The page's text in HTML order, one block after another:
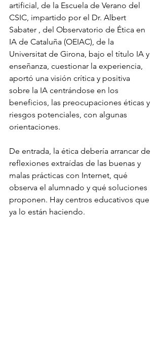
artificial, de la Escuela de Verano del
CSIC, impartido por el Dr. Albert
Sabater , del Observatorio de Ética en
IA de Cataluña (OEIAC), de la
Universitat de Girona, bajo el título IA y
enseñanza, cuestionar la experiencia,
aportó una visión crítica y positiva
sobre la IA centrándose en los
beneficios, las preocupaciones éticas y
riesgos potenciales, con algunas
orientaciones.
De entrada, la ética debería arrancar de
reflexiones extraídas de las buenas y
malas prácticas con Internet, qué
observa el alumnado y qué soluciones
proponen. Hay centros educativos que
ya lo están haciendo.